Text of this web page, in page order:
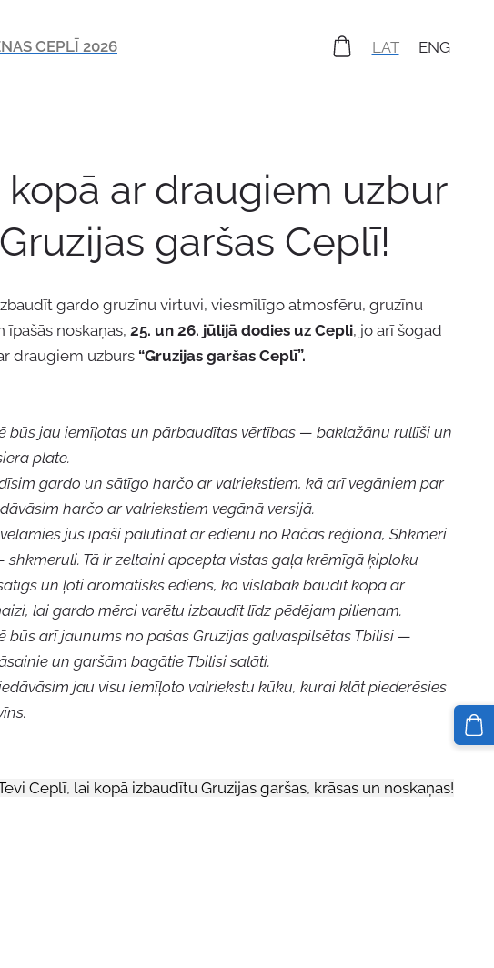
CEPLĪ 2026 LAT ENG
kopā ar draugiem uzbur
Gruzijas garšas Ceplī!
gardo gruzīnu virtuvi, viesmīlīgo atmosfēru, gruzīnu
īpašās noskaņas, 25. un 26. jūlijā dodies uz Cepli, jo arī šogad
draugiem uzburs “Gruzijas garšas Ceplī”.
būs jau iemīļotas un pārbaudītas vērtības — baklažānu rullīši un
plate.
gardo un sātīgo harčo ar valriekstiem, kā arī vegāniem par
harčo ar valriekstiem vegānā versijā.
jūs īpaši palutināt ar ēdienu no Račas reģiona, Shkmeri
Tā ir zeltaini apcepta vistas gaļa krēmīgā ķiploku
un ļoti aromātisks ēdiens, ko vislabāk baudīt kopā ar
lai gardo mērci varētu izbaudīt līdz pēdējam pilienam.
būs arī jaunums no pašas Gruzijas galvaspilsētas Tbilisi —
un garšām bagātie Tbilisi salāti.
jau visu iemīļoto valriekstu kūku, kurai klāt piederēsies
Ceplī, lai kopā izbaudītu Gruzijas garšas, krāsas un noskaņas!